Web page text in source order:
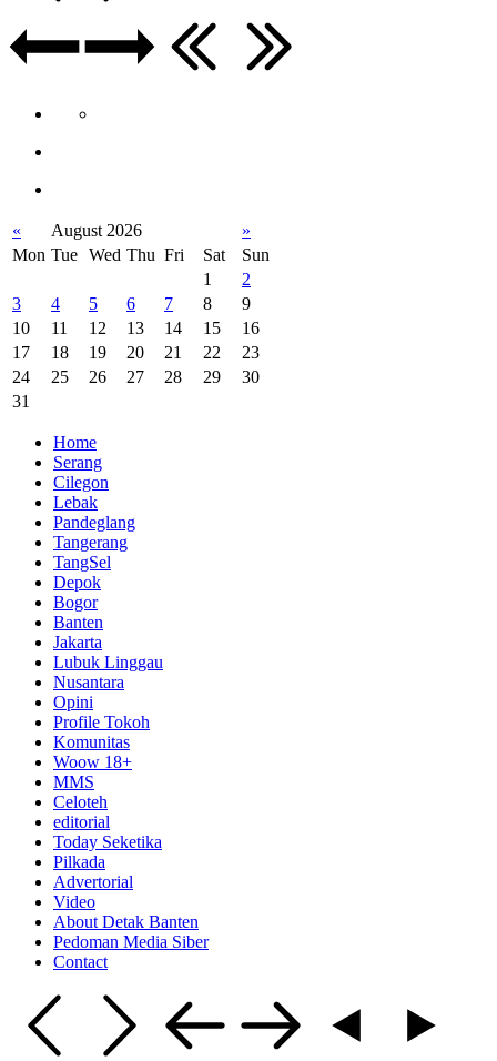
« August 2026
»
Mon Tue Wed Thu Fri Sat
Sun
1
2
3
4 5 6 7 8
9
10
11 12 13 14 15
16
17
18 19 20 21 22
23
24
25 26 27 28 29
30
31
Home
Serang
Cilegon
Lebak
Pandeglang
Tangerang
TangSel
Depok
Bogor
Banten
Jakarta
Lubuk Linggau
Nusantara
Opini
Profile Tokoh
Komunitas
Woow 18+
MMS
Celoteh
editorial
Today Seketika
Pilkada
Advertorial
Video
About Detak Banten
Pedoman Media Siber
Contact